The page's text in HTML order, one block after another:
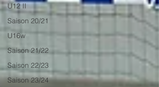
U12 II
Saison 20/21
U16w
Saison 21/22
Saison 22/23
Saison 23/24